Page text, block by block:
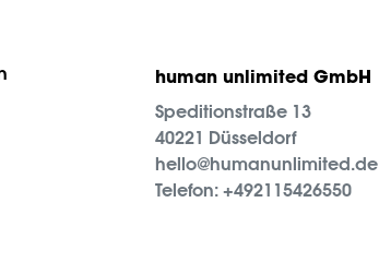
human unlimited GmbH
Speditionstraße 13
40221 Düsseldorf
hello@humanunlimited.de
Telefon: +492115426550